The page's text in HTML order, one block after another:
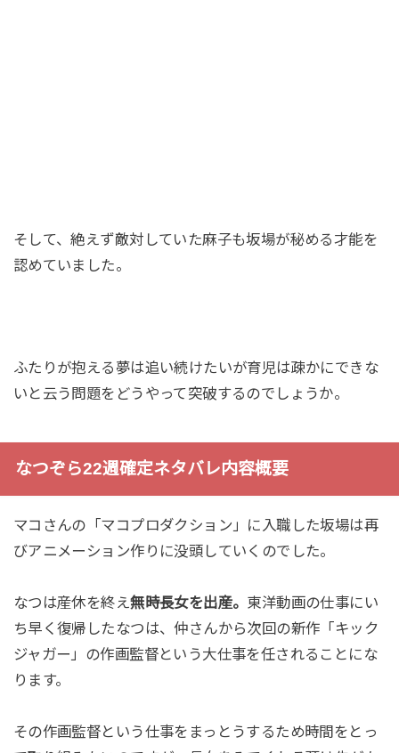
そして、絶えず敵対していた麻子も坂場が秘める才能を
認めていました。
ふたりが抱える夢は追い続けたいが育児は疎かにできな
いと云う問題をどうやって突破するのでしょうか。
なつぞら22週確定ネタバレ内容概要
マコさんの「マコプロダクション」に入職した坂場は再
びアニメーション作りに没頭していくのでした。
なつは産休を終え無時長女を出産。 東洋動画の仕事にい
ち早く復帰したなつは、仲さんから次回の新作「キック
ジャガー」の作画監督という大仕事を任されることにな
ります。
その作画監督という仕事をまっとうするため時間をとっ